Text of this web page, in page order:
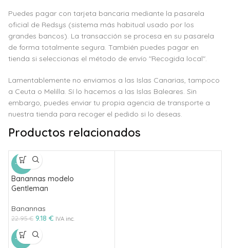
Puedes pagar con tarjeta bancaria mediante la pasarela
oficial de Redsys (sistema más habitual usado por los
grandes bancos). La transacción se procesa en su pasarela
de forma totalmente segura. También puedes pagar en
tienda si seleccionas el método de envío "Recogida local".
Lamentablemente no enviamos a las Islas Canarias, tampoco
a Ceuta o Melilla. Sí lo hacemos a las Islas Baleares. Sin
embargo, puedes enviar tu propia agencia de transporte a
nuestra tienda para recoger el pedido si lo deseas.
Productos relacionados
-60%
Banannas modelo
Gentleman
Banannas
22.95€ 9.18 € IVA inc.
-50%